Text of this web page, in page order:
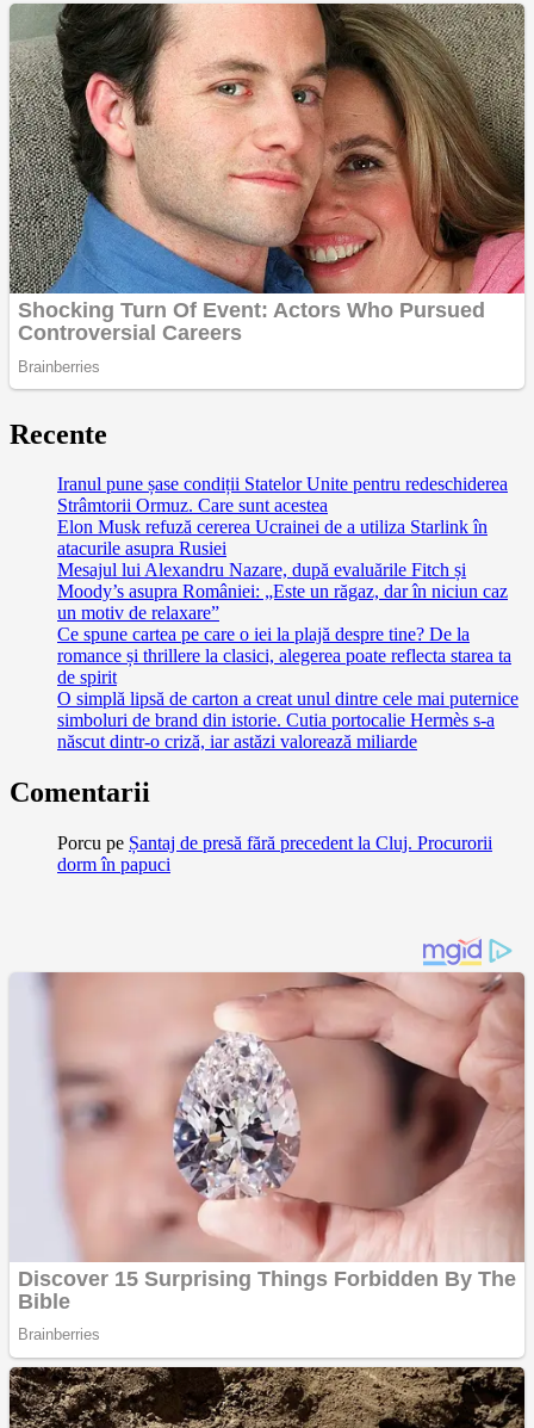
Recente
Iranul pune șase condiții Statelor Unite pentru redeschiderea
Strâmtorii Ormuz. Care sunt acestea
Elon Musk refuză cererea Ucrainei de a utiliza Starlink în
atacurile asupra Rusiei
Mesajul lui Alexandru Nazare, după evaluările Fitch și
Moody’s asupra României: „Este un răgaz, dar în niciun caz
un motiv de relaxare”
Ce spune cartea pe care o iei la plajă despre tine? De la
romance și thrillere la clasici, alegerea poate reflecta starea ta
de spirit
O simplă lipsă de carton a creat unul dintre cele mai puternice
simboluri de brand din istorie. Cutia portocalie Hermès s-a
născut dintr-o criză, iar astăzi valorează miliarde
Comentarii
Porcu pe Șantaj de presă fără precedent la Cluj. Procurorii
dorm în papuci